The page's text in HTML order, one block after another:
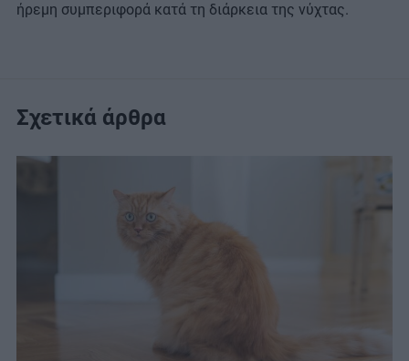
ήρεμη συμπεριφορά κατά τη διάρκεια της νύχτας.
Σχετικά άρθρα